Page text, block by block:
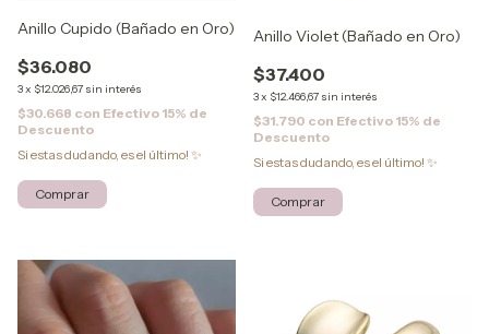
Anillo Cupido (Bañado en Oro)
$36.080
3x $12.026,67 sin interés
$30.668 con Efectivo 15% de
Descuento
Si estas dudando, es el último! ✨
Comprar
Anillo Violet (Bañado en Oro)
$37.400
3x $12.466,67 sin interés
$31.790 con Efectivo 15% de
Descuento
Si estas dudando, es el último! ✨
Comprar